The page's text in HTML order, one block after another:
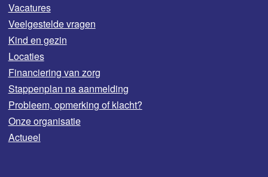
Vacatures
Veelgestelde vragen
Kind en gezin
Locaties
Financiering van zorg
Stappenplan na aanmelding
Probleem, opmerking of klacht?
Onze organisatie
Actueel